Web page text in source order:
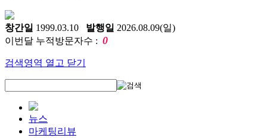
창간일 1999.03.10 발행일 2026.08.09(일)
이번달 누적방문자수 : 0
검색영역 열고 닫기
뉴스
마케팅리뷰